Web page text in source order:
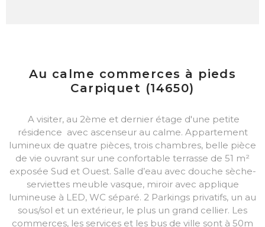
Au calme commerces à pieds
Carpiquet (14650)
A visiter, au 2ème et dernier étage d'une petite
résidence avec ascenseur au calme. Appartement
lumineux de quatre pièces, trois chambres, belle pièce
de vie ouvrant sur une confortable terrasse de 51 m²
exposée Sud et Ouest. Salle d’eau avec douche sèche-
serviettes meuble vasque, miroir avec applique
lumineuse à LED, WC séparé. 2 Parkings privatifs, un au
sous/sol et un extérieur, le plus un grand cellier. Les
commerces, les services et les bus de ville sont à 50m